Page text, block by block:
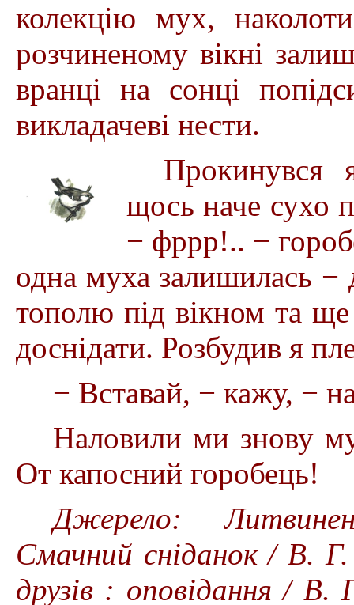
колекцію мух,
розчиненому вікні
вранці на сонці
викладачеві нести.
Прокинувся
щось наче сухо
− фррр!.. −
одна муха залишилась −
тополю під вікном та
доснідати. Розбудив я
− Вставай, − кажу, −
Наловили ми знову
От капосний горобець!
Джерело:
Смачний сніданок / В.
друзів : оповідання /